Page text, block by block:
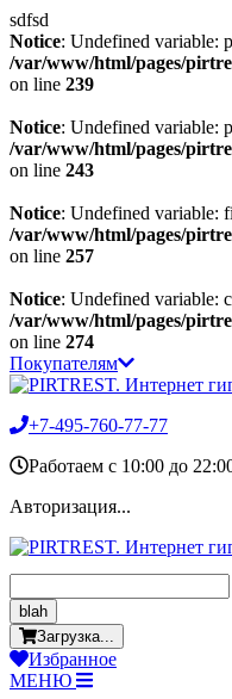
sdfsd
Notice: Undefined variable:
/var/www/html/pages/
on line 239
Notice: Undefined variable:
/var/www/html/pages/
on line 243
Notice: Undefined variable:
/var/www/html/pages/
on line 257
Notice: Undefined variable:
/var/www/html/pages/
on line 274
Покупателям
+7-495-760-77-77
Работаем c 10:00 до
Авторизация...
blah
Загрузка...
Избранное
МЕНЮ